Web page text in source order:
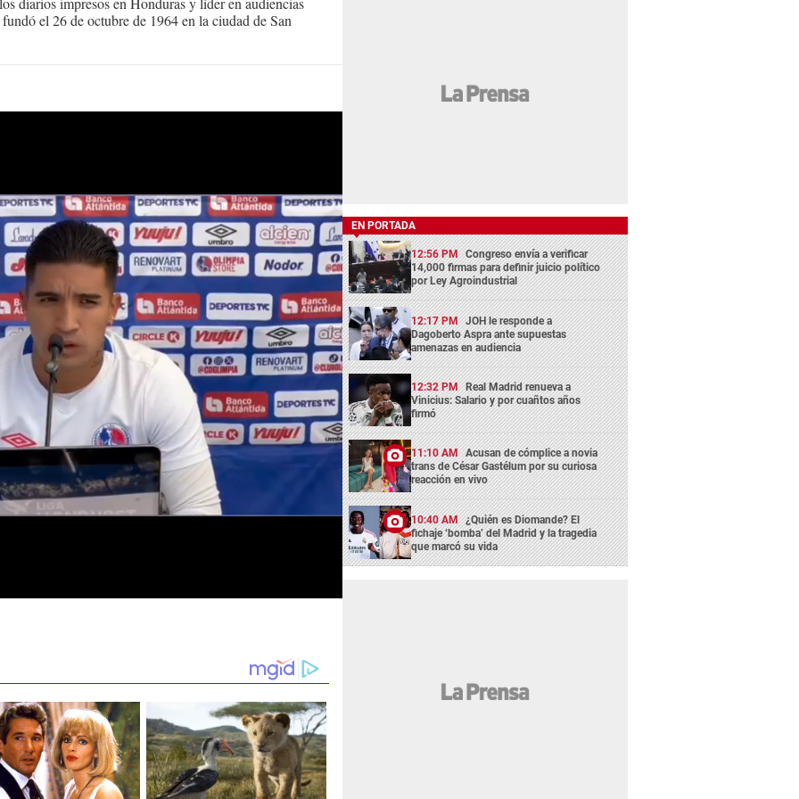
el 26 de octubre de 1964 en la ciudad de San
EN PORTADA
12:56 PM Congreso envía a verificar
14,000 firmas para definir juicio político
por Ley Agroindustrial
12:17 PM JOH le responde a
Dagoberto Aspra ante supuestas
amenazas en audiencia
12:32 PM Real Madrid renueva a
Vinicius: Salario y por cuañtos años
firmó
11:10 AM Acusan de cómplice a novia
trans de César Gastélum por su curiosa
reacción en vivo
10:40 AM ¿Quién es Diomande? El
fichaje ‘bomba’ del Madrid y la tragedia
que marcó su vida